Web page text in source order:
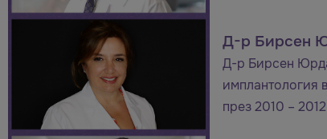
Д-р Бирсен
Д-р Бирсен
имплантология
през 2010 –